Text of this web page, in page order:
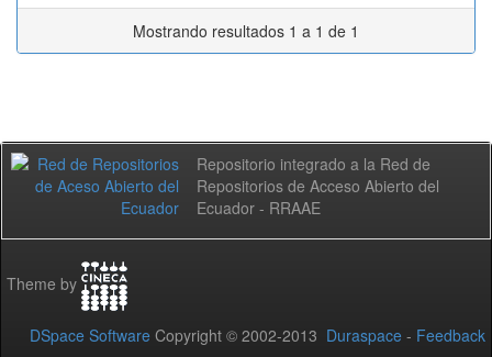
Mostrando resultados 1 a 1 de 1
Repositorio integrado a la Red de
Repositorios de Acceso Abierto del
Ecuador - RRAAE
Theme by
DSpace Software Copyright © 2002-2013 Duraspace - Feedback